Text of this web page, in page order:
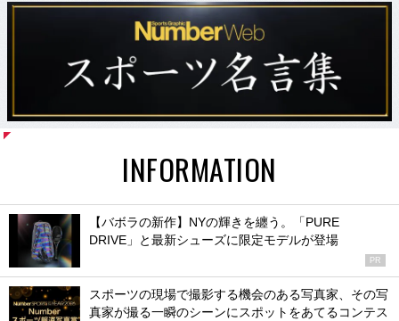
INFORMATION
【バボラの新作】NYの輝きを纏う。「PURE
DRIVE」と最新シューズに限定モデルが登場
PR
スポーツの現場で撮影する機会のある写真家、その写
真家が撮る一瞬のシーンにスポットをあてるコンテス